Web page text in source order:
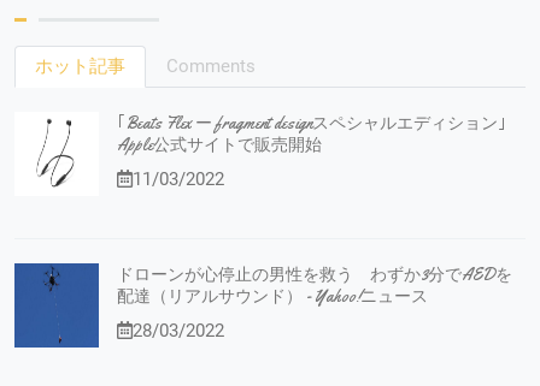
ホット記事 Comments
｢Beats Flex ー fragment designスペシャルエディション｣
Apple公式サイトで販売開始
11/03/2022
ドローンが心停止の男性を救う わずか3分でAEDを
配達（リアルサウンド） - Yahoo!ニュース
28/03/2022